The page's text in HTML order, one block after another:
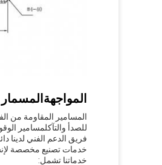
المواجهة
المسامير المقاومة من
للصدأ والتآكلمسامير
فريق الدعم الفني لدينا
خدمات تصنيع مخصصة
خدماتنا تشمل: